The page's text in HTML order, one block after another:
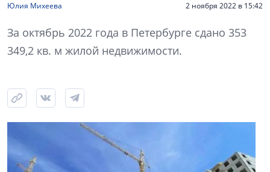
Юлия Михеева 2 ноября 2022 в 15:42
За октябрь 2022 года в Петербурге сдано 353
349,2 кв. м жилой недвижимости.